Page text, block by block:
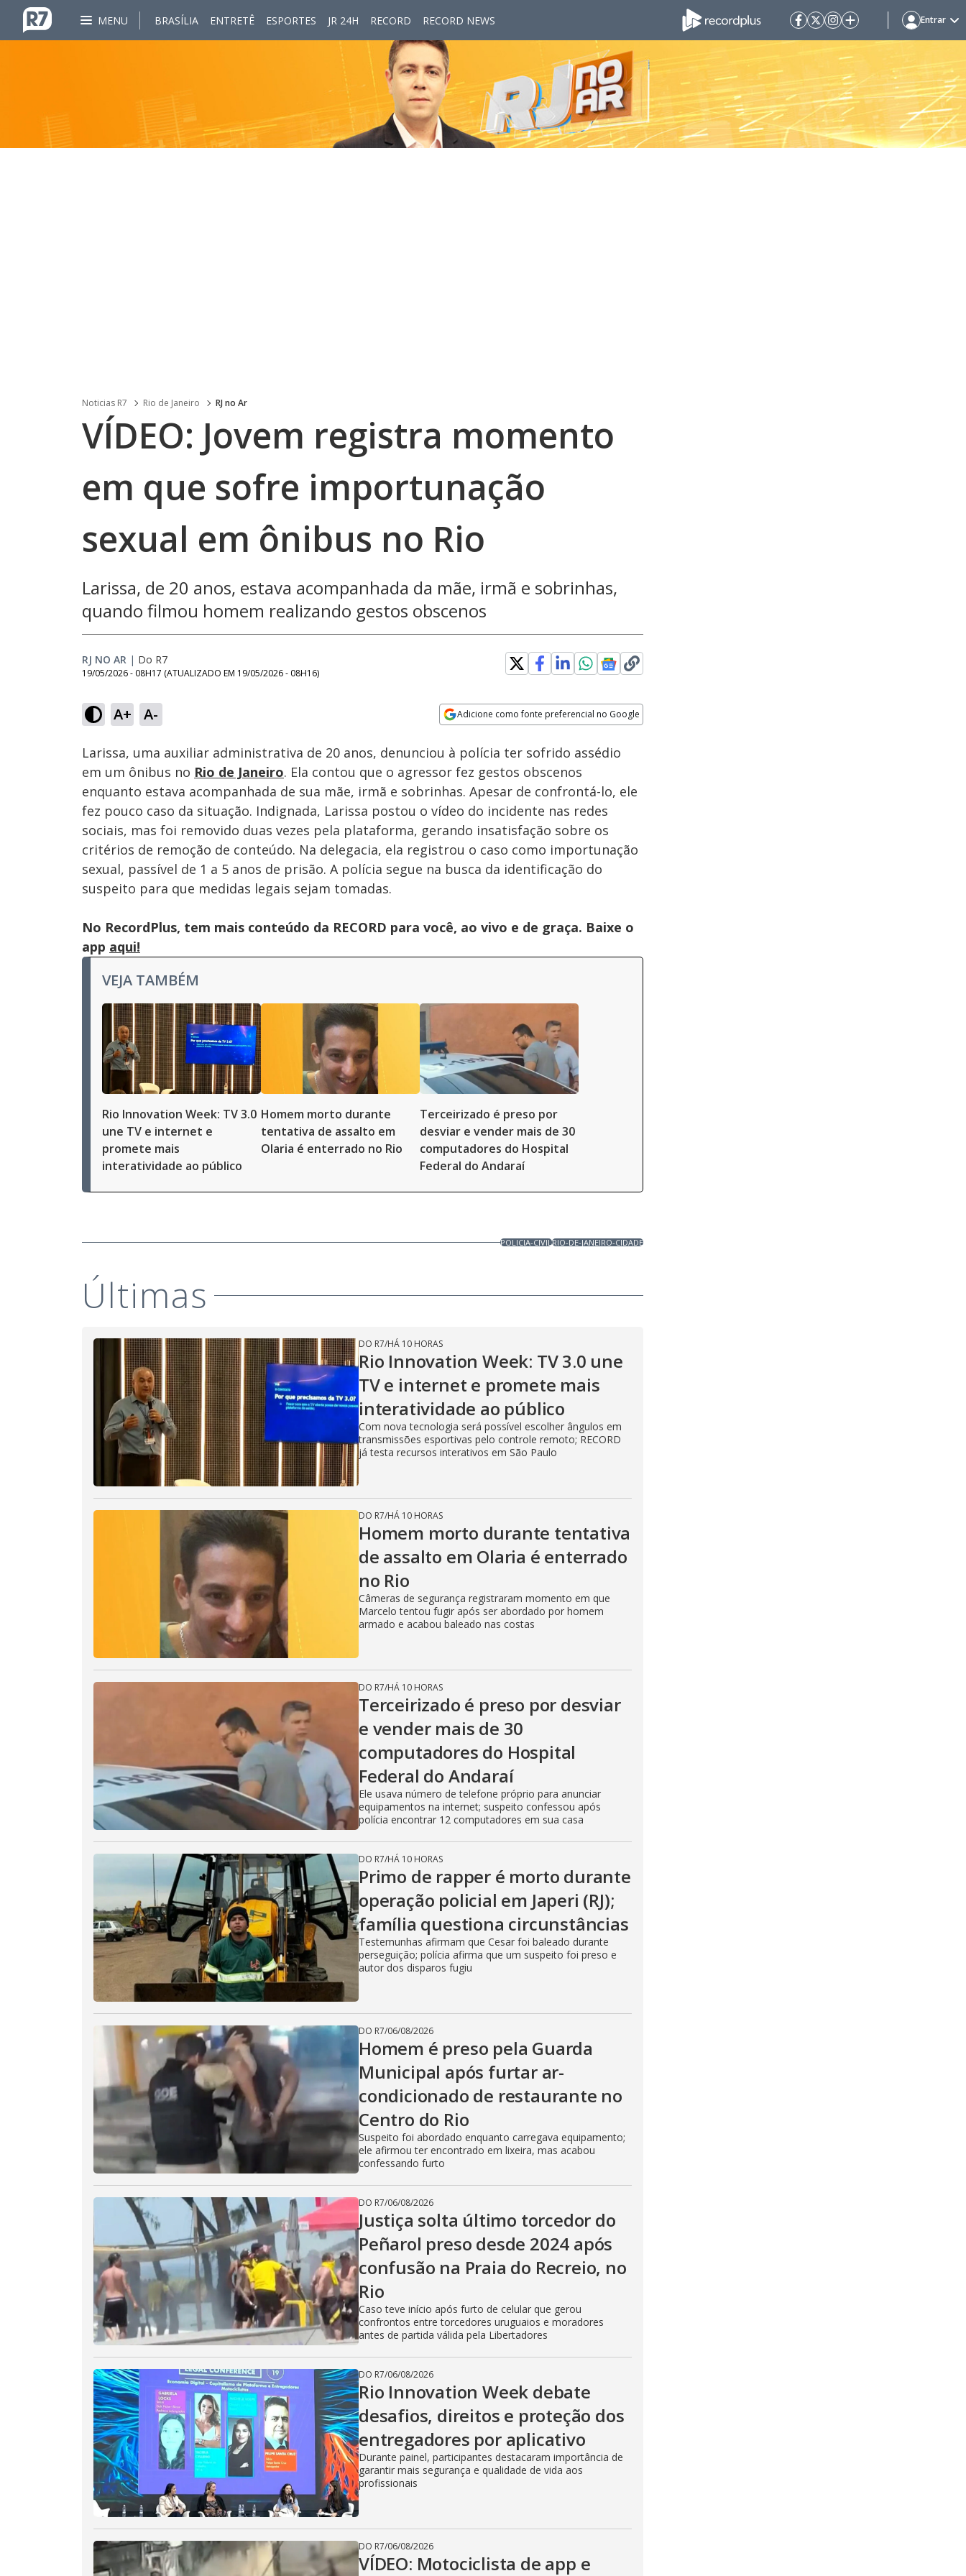
MENU BRASÍLIA ENTRETÊ ESPORTES JR 24H RECORD RECORD NEWS Entrar
Noticias R7 Rio de Janeiro RJ no Ar
VÍDEO: Jovem registra momento
em que sofre importunação
sexual em ônibus no Rio
Larissa, de 20 anos, estava acompanhada da mãe, irmã e sobrinhas,
quando filmou homem realizando gestos obscenos
RJ NO AR | Do R7
19/05/2026 - 08H17 (ATUALIZADO EM 19/05/2026 - 08H16)
A+ A- Adicione como fonte preferencial no Google
une TV e internet e promete
mais interatividade ao público
Ativar
Som
Velocidade
Larissa, uma auxiliar administrativa de 20 anos, denunciou à polícia ter sofrido assédio
em um ônibus no Rio de Janeiro. Ela contou que o agressor fez gestos obscenos
enquanto estava acompanhada de sua mãe, irmã e sobrinhas. Apesar de confrontá-lo, ele
fez pouco caso da situação. Indignada, Larissa postou o vídeo do incidente nas redes
sociais, mas foi removido duas vezes pela plataforma, gerando insatisfação sobre os
critérios de remoção de conteúdo. Na delegacia, ela registrou o caso como importunação
sexual, passível de 1 a 5 anos de prisão. A polícia segue na busca da identificação do
suspeito para que medidas legais sejam tomadas.
No RecordPlus, tem mais conteúdo da RECORD para você, ao vivo e de graça. Baixe o
app aqui!
VEJA TAMBÉM
Rio Innovation Week: TV 3.0
une TV e internet e
promete mais
interatividade ao público
Homem morto durante
tentativa de assalto em
Olaria é enterrado no Rio
Terceirizado é preso por
desviar e vender mais de 30
computadores do Hospital
Federal do Andaraí
POLICIA-CIVILRIO-DE-JANEIRO-CIDADE
Últimas
DO R7/HÁ 10 HORAS
Rio Innovation Week: TV 3.0 une
TV e internet e promete mais
interatividade ao público
Com nova tecnologia será possível escolher ângulos em
transmissões esportivas pelo controle remoto; RECORD
já testa recursos interativos em São Paulo
DO R7/HÁ 10 HORAS
Homem morto durante tentativa
de assalto em Olaria é enterrado
no Rio
Câmeras de segurança registraram momento em que
Marcelo tentou fugir após ser abordado por homem
armado e acabou baleado nas costas
DO R7/HÁ 10 HORAS
Terceirizado é preso por desviar
e vender mais de 30
computadores do Hospital
Federal do Andaraí
Ele usava número de telefone próprio para anunciar
equipamentos na internet; suspeito confessou após
polícia encontrar 12 computadores em sua casa
DO R7/HÁ 10 HORAS
Primo de rapper é morto durante
operação policial em Japeri (RJ);
família questiona circunstâncias
Testemunhas afirmam que Cesar foi baleado durante
perseguição; polícia afirma que um suspeito foi preso e
autor dos disparos fugiu
DO R7/06/08/2026
Homem é preso pela Guarda
Municipal após furtar ar-
condicionado de restaurante no
Centro do Rio
Suspeito foi abordado enquanto carregava equipamento;
ele afirmou ter encontrado em lixeira, mas acabou
confessando furto
DO R7/06/08/2026
Justiça solta último torcedor do
Peñarol preso desde 2024 após
confusão na Praia do Recreio, no
Rio
Caso teve início após furto de celular que gerou
confrontos entre torcedores uruguaios e moradores
antes de partida válida pela Libertadores
DO R7/06/08/2026
Rio Innovation Week debate
desafios, direitos e proteção dos
entregadores por aplicativo
Durante painel, participantes destacaram importância de
garantir mais segurança e qualidade de vida aos
profissionais
DO R7/06/08/2026
VÍDEO: Motociclista de app e